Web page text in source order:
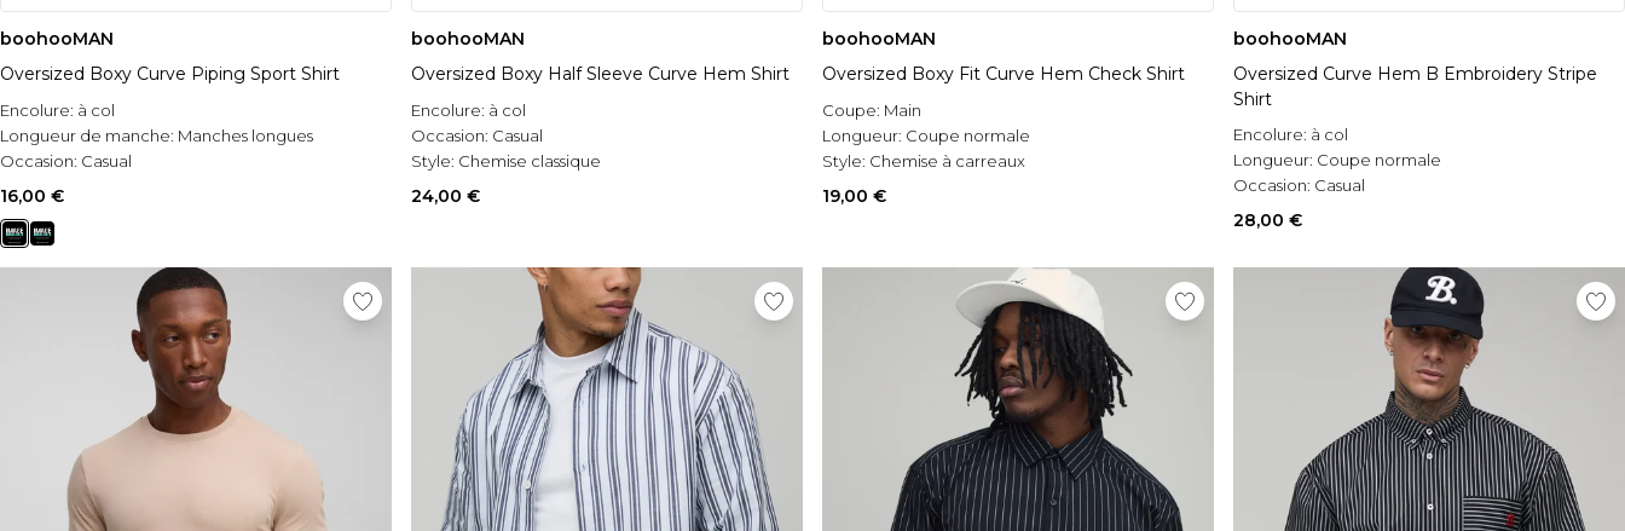
boohooMAN
Oversized Boxy Curve Piping Sport Shirt
Encolure: à col
Longueur de manche: Manches longues
Occasion: Casual
16,00 €
boohooMAN
Oversized Boxy Half Sleeve Curve Hem Shirt
Encolure: à col
Occasion: Casual
Style: Chemise classique
24,00 €
boohooMAN
Oversized Boxy Fit Curve Hem Check Shirt
Coupe: Main
Longueur: Coupe normale
Style: Chemise à carreaux
19,00 €
boohooMAN
Oversized Curve Hem B Embroidery Stripe
Shirt
Encolure: à col
Longueur: Coupe normale
Occasion: Casual
28,00 €